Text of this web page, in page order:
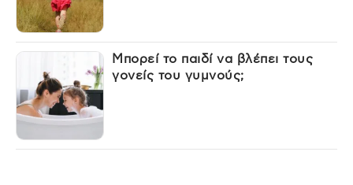
Μπορεί το παιδί να βλέπει τους
γονείς του γυμνούς;